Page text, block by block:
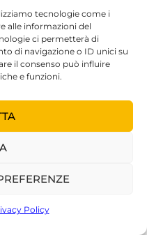
tecnologie come i
alle informazioni del
ci permetterà di
di navigazione o ID unici su
il consenso può influire
e funzioni.
Policy
ИСТЕРИИ В